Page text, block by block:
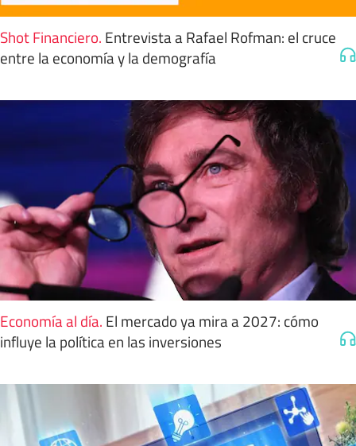
Shot Financiero. Entrevista a Rafael Rofman: el cruce
entre la economía y la demografía
Economía al día. El mercado ya mira a 2027: cómo
influye la política en las inversiones